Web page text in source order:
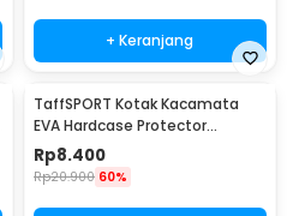
+ Keranjang
TaffSPORT Kotak Kacamata
EVA Hardcase Protector
Waterproof - JL-10028
Rp8.400
Rp20.900 60%